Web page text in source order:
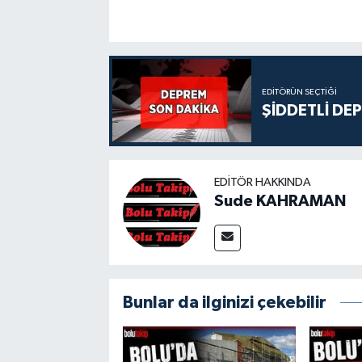
EDITÖRÜN SEÇTIĞI
ŞİDDETLİ
EDITÖR HAKKINDA
Sude KAHRAMAN
Bunlar da ilginizi çekebilir